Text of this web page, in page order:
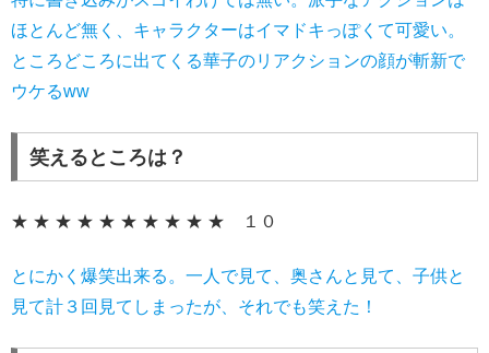
ほとんど無く、キャラクターはイマドキっぽくて可愛い。
ところどころに出てくる華子のリアクションの顔が斬新で
ウケるww
笑えるところは？
★ ★ ★ ★ ★ ★ ★ ★ ★ ★ １０
とにかく爆笑出来る。一人で見て、奥さんと見て、子供と
見て計３回見てしまったが、それでも笑えた！